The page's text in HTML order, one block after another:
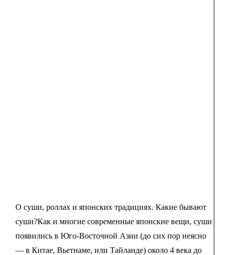
О суши, роллах и японских традициях. Какие бывают
суши?Как и многие современные японские вещи, суши
появились в Юго-Восточной Азии (до сих пор неясно
— в Китае, Вьетнаме, или Тайланде) около 4 века до